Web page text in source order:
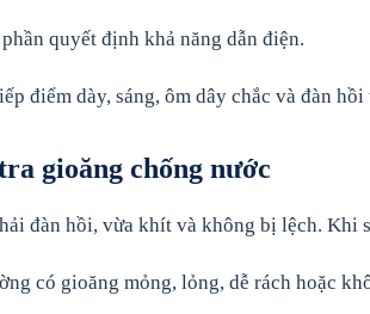
quyết định khả năng dẫn điện.
điểm dày, sáng, ôm dây chắc và đàn
gioăng chống nước
đàn hồi, vừa khít và không bị lệch. Khi
có gioăng mỏng, lỏng, dễ rách hoặc